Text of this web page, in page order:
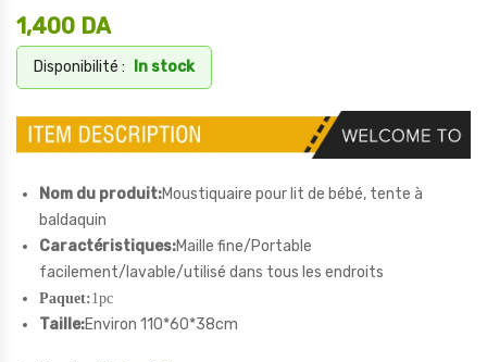
1,400 DA
Disponibilité : In stock
Nom du produit:Moustiquaire pour lit de bébé, tente à
baldaquin
Caractéristiques:Maille fine/Portable
facilement/lavable/utilisé dans tous les endroits
Paquet:1pc
Taille:Environ 110*60*38cm